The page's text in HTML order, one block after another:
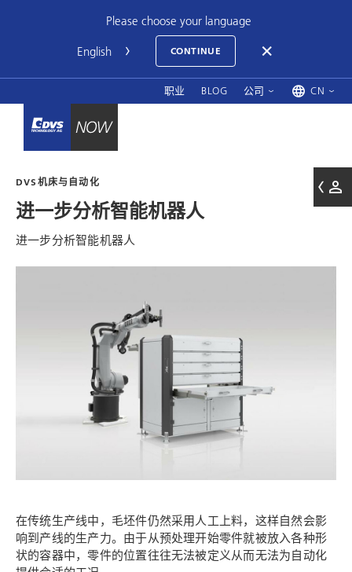
Please choose your language
CONTINUE
职业 BLOG 公司 CN
DVS机床与自动化
进一步分析智能机器人
进一步分析智能机器人
在传统生产线中，毛坯件仍然采用人工上料，这样自然会影
响到产线的生产力。由于从预处理开始零件就被放入各种形
状的容器中，零件的位置往往无法被定义从而无法为自动化